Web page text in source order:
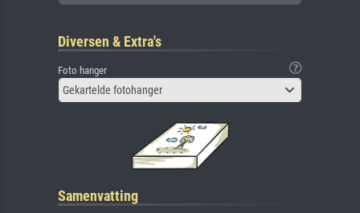
Diversen & Extra's
Foto hanger
Gekartelde fotohanger
Samenvatting